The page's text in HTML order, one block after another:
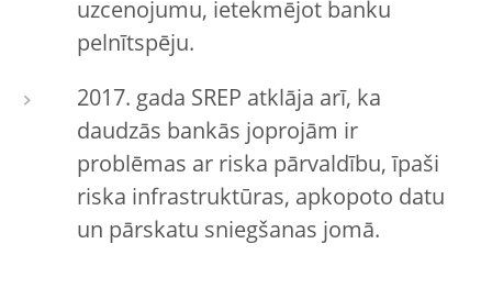
uzcenojumu, ietekmējot banku
pelnītspēju.
2017. gada SREP atklāja arī, ka
daudzās bankās joprojām ir
problēmas ar riska pārvaldību, īpaši
riska infrastruktūras, apkopoto datu
un pārskatu sniegšanas jomā.